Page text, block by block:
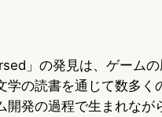
」の発見は、ゲーム
学の読書を通じて数多く
開発の過程で生まれな